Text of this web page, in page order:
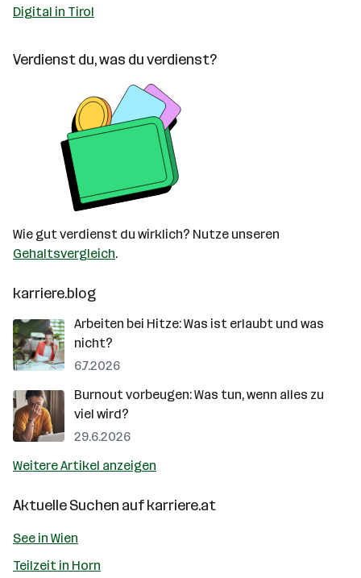
Digital in Tirol
Verdienst du, was du verdienst?
Wie gut verdienst du wirklich? Nutze unseren
Gehaltsvergleich.
karriere.blog
Arbeiten bei Hitze: Was ist erlaubt und was
nicht?
6.7.2026
Burnout vorbeugen: Was tun, wenn alles zu
viel wird?
29.6.2026
Weitere Artikel anzeigen
Aktuelle Suchen aufkarriere.at
See in Wien
Teilzeit in Horn